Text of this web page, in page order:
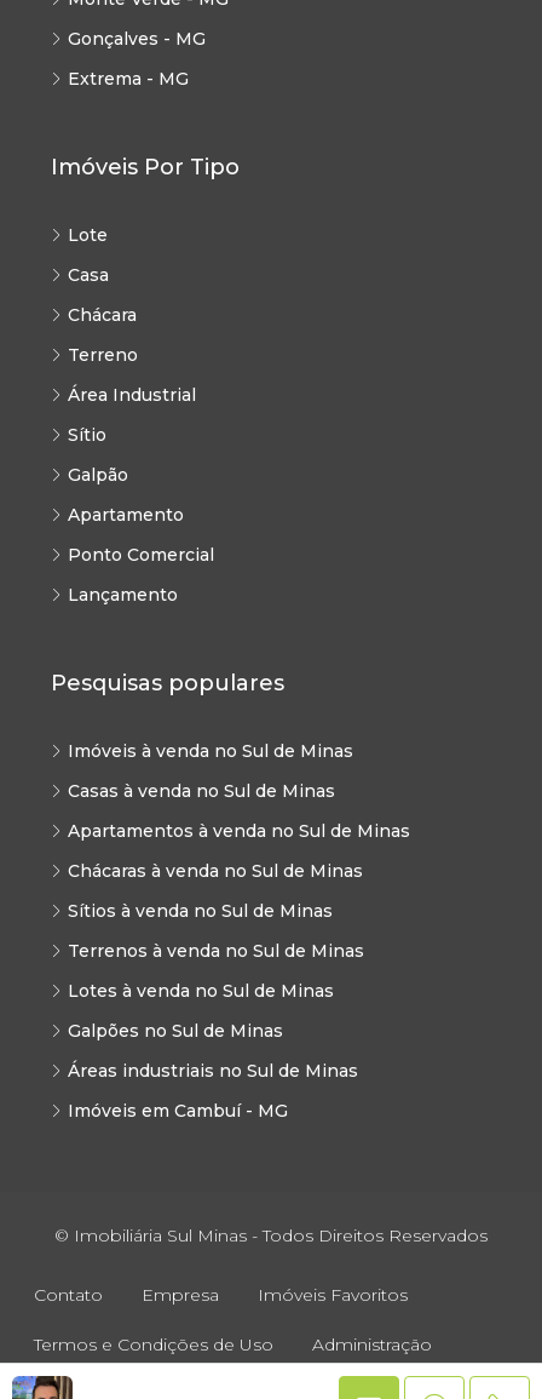
Gonçalves - MG
Extrema - MG
Imóveis Por Tipo
Lote
Casa
Chácara
Terreno
Área Industrial
Sítio
Galpão
Apartamento
Ponto Comercial
Lançamento
Pesquisas populares
Imóveis à venda no Sul de Minas
Casas à venda no Sul de Minas
Apartamentos à venda no Sul de Minas
Chácaras à venda no Sul de Minas
Sítios à venda no Sul de Minas
Terrenos à venda no Sul de Minas
Lotes à venda no Sul de Minas
Galpões no Sul de Minas
Áreas industriais no Sul de Minas
Imóveis em Cambuí - MG
© Imobiliária Sul Minas - Todos Direitos Reservados
Contato Empresa Imóveis Favoritos
Termos e Condições de Uso Administração